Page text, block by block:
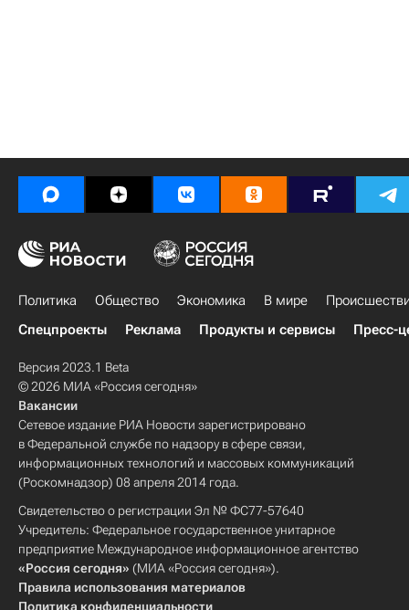
Политика Общество Экономика В мире
Спецпроекты
Реклама Продукты и сервисы Пресс-
Версия 2023.1 Beta
© 2026 МИА «Россия сегодня»
Вакансии
Сетевое издание РИА Новости зарегистрировано
в Федеральной службе по надзору в сфере связи,
информационных технологий и массовых коммуникаций
(Роскомнадзор) 08 апреля 2014 года.
Свидетельство о регистрации Эл № ФС77-57640
Учредитель: Федеральное государственное унитарное
предприятие Международное информационное агентство
«Россия сегодня» (МИА «Россия сегодня»).
Правила использования материалов
Политика конфиденциальности